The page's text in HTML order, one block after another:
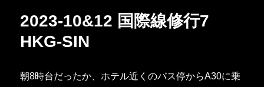
2023-10&12 国際線修行7
HKG-SIN
朝8時台だったか、ホテル近くのバス停からA30に乗